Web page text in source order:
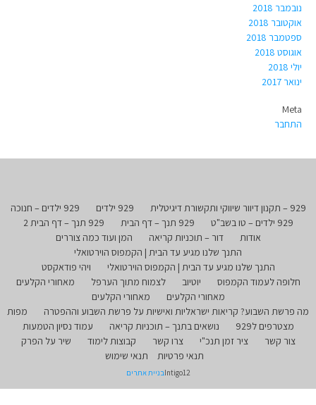
נובמבר 2018
אוקטובר 2018
ספטמבר 2018
אוגוסט 2018
יולי 2018
ינואר 2017
Meta
התחבר
929 – תקנון דיוור שיווקי ותקשורת דיגיטלית 929 ילדים
929 ילדים – חנוכה
929 ילדים – טו בשב"ט
929 תנך – דף הבית
929 תנך – דף הבית 2
אודות
דור – תוכניות קריאה
המן ועוד כמה צוררים
התנך שלנו מגיע עד הבית | הקמפוס הוירטואלי
התנך שלנו מגיע עד הבית | הקמפוס הוירטואלי
ויהי פודאקסט
חלופה לעמוד הקמפוס
יוטיוב לצמוח מתוך הערפל
מאחורי הקלעים
מאחורי הקלעים
מאחורי הקלעים
מה פרשת השבוע? קריאות ישראליות ואישיות על פרשת השבוע וההפטרה
מפות
מצטרפים ל929
נושאים בתנך – תוכניות קריאה
עמוד נסיון הטמעות
צור קשר
ציר זמן תנכ"י צרו קשר קבוצות לימוד
שיר על הפרק
תנאי פרטיות
תנאי שימוש
Intigo12בניית אתרים